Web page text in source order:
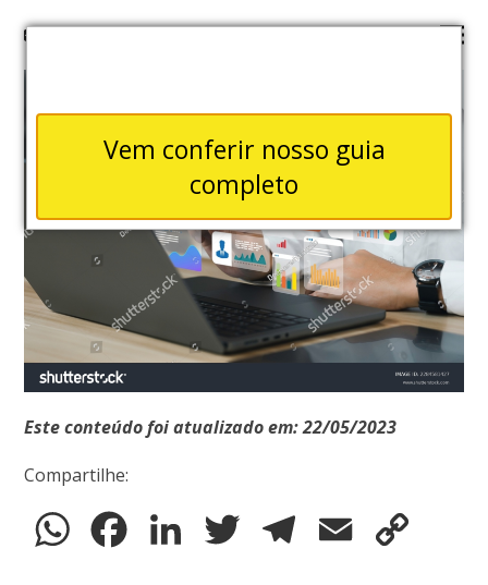
Vem conferir nosso guia
completo
Este conteúdo foi atualizado em: 22/05/2023
Compartilhe:
WhatsAppFacebookLinkedIn Twitter TelegramEmail